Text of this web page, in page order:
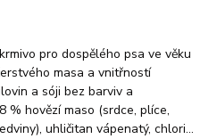
pro dospělého psa ve věku
masa a vnitřností
a sóji bez barviv a
% hovězí maso (srdce, plíce,
uhličitan vápenatý, chlori...